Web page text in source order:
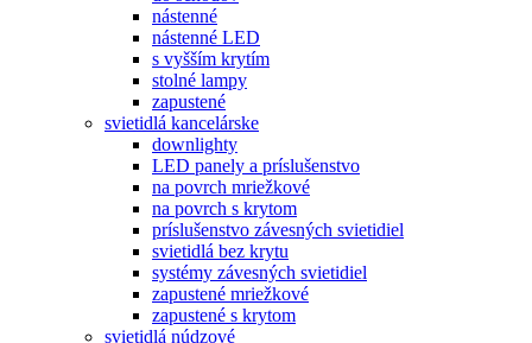
nástenné
nástenné LED
s vyšším krytím
stolné lampy
zapustené
svietidlá kancelárske
downlighty
LED panely a príslušenstvo
na povrch mriežkové
na povrch s krytom
príslušenstvo závesných svietidiel
svietidlá bez krytu
systémy závesných svietidiel
zapustené mriežkové
zapustené s krytom
svietidlá núdzové